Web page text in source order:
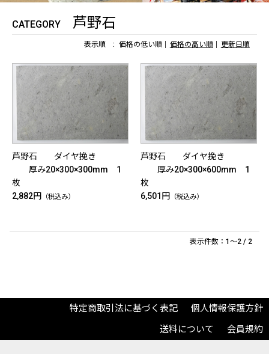
CATEGORY 芦野石
表示順 : 価格の低い順 価格の高い順 更新日順
芦野石 ダイヤ挽き
厚み20×300×300mm 1
枚
2,882円
（税込み）
芦野石 ダイヤ挽き
厚み20×300×600mm 1
枚
6,501円
（税込み）
表示件数：1～2 / 2
特定商取引法に基づく表記
個人情報保護方針
送料について
会員規約